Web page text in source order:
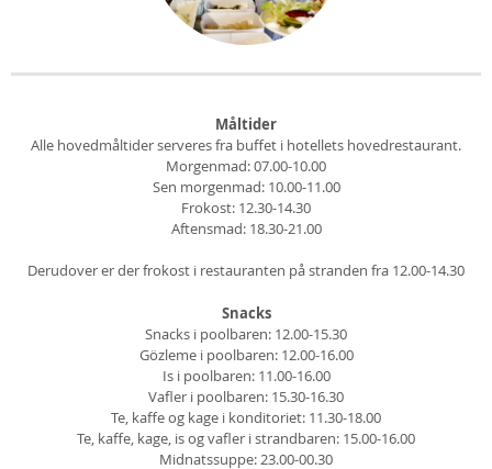
Måltider
Alle hovedmåltider serveres fra buffet i hotellets hovedrestaurant.
Morgenmad: 07.00-10.00
Sen morgenmad: 10.00-11.00
Frokost: 12.30-14.30
Aftensmad: 18.30-21.00
Derudover er der frokost i restauranten på stranden fra 12.00-14.30
Snacks
Snacks i poolbaren: 12.00-15.30
Gözleme i poolbaren: 12.00-16.00
Is i poolbaren: 11.00-16.00
Vafler i poolbaren: 15.30-16.30
Te, kaffe og kage i konditoriet: 11.30-18.00
Te, kaffe, kage, is og vafler i strandbaren: 15.00-16.00
Midnatssuppe: 23.00-00.30